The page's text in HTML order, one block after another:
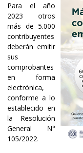
Para el año
2023 otros
más de 5.000
contribuyentes
deberán emitir
sus
comprobantes
en forma
electrónica,
conforme a lo
establecido en
la Resolución
General N°
105/2022.